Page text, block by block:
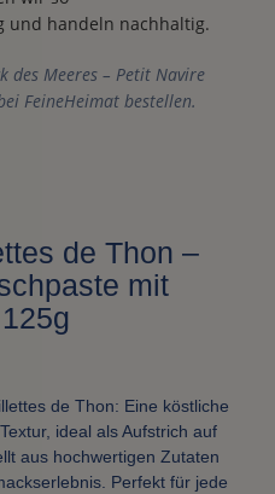
und handeln nachhaltig.
des Meeres – Petit Navire
FeineHeimat bestellen.
de Thon –
mit
de Thon: Eine köstliche
ideal als Aufstrich auf
aus hochwertigen Zutaten
Perfekt für jede